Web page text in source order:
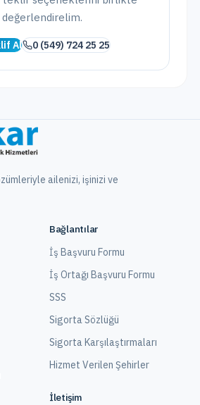
değerlendirelim.
Al 0 (549) 724 25 25
ailenizi, işinizi ve
Bağlantılar
İş Başvuru Formu
İş Ortağı Başvuru Formu
SSS
Sigorta Sözlüğü
Sigorta Karşılaştırmaları
Hizmet Verilen Şehirler
İletişim